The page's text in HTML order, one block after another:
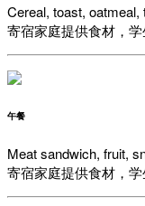
Cereal, toast,
寄宿家庭提供食材，
午餐
Meat sandwich, fruit,
寄宿家庭提供食材，